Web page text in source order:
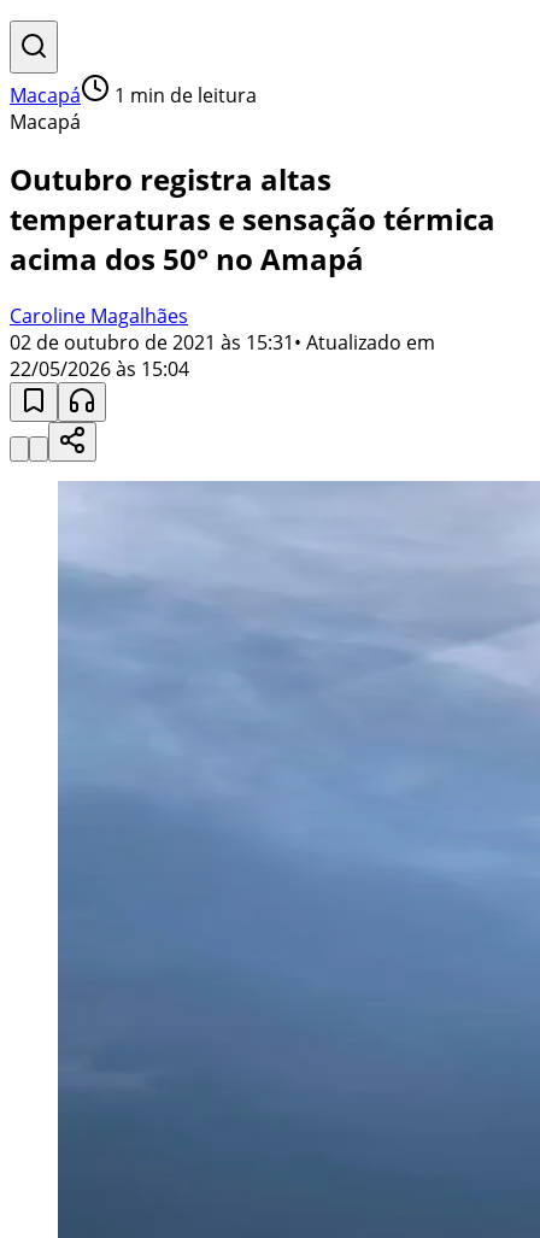
Macapá 1 min de leitura
Macapá
Outubro registra altas
temperaturas e sensação térmica
acima dos 50° no Amapá
Caroline Magalhães
02 de outubro de 2021 às 15:31• Atualizado em
22/05/2026 às 15:04